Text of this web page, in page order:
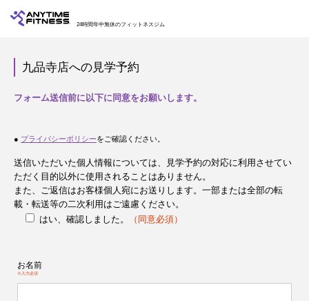
24時間年中無休のフィットネスジム
九品寺店への見学予約
フォーム送信前に以下に同意をお願いします。
● プライバシーポリシーをご確認ください。
送信いただいた個人情報については、見学予約の対応に利用させてい
ただく目的以外に使用されることはありません。
また、ご返信はお客様個人宛にお送りします。一部または全部の転
載・転送等の二次利用はご遠慮ください。
はい、確認しました。
（同意必須）
お名前
※入力必須